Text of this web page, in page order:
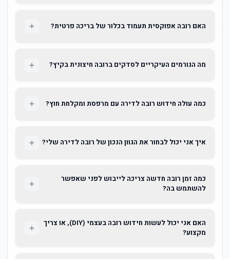
האם רובה אפוקסית תעמוד בכלור של בריכה פרטית?
מה הגורמים העיקריים לסדקים ברובה חיצונית בקיץ?
כמה עולה חידוש רובה לדירה עם מרפסת ומקלחת חוץ?
איך אני יכול לבחור את הגוון הנכון של רובה לדירה שלי?
כמה זמן רובה חדשה צריכה לייבוש לפני שאפשר
להשתמש בה?
האם אני יכול לעשות חידוש רובה בעצמי (DIY), או צריך
מקצוע?